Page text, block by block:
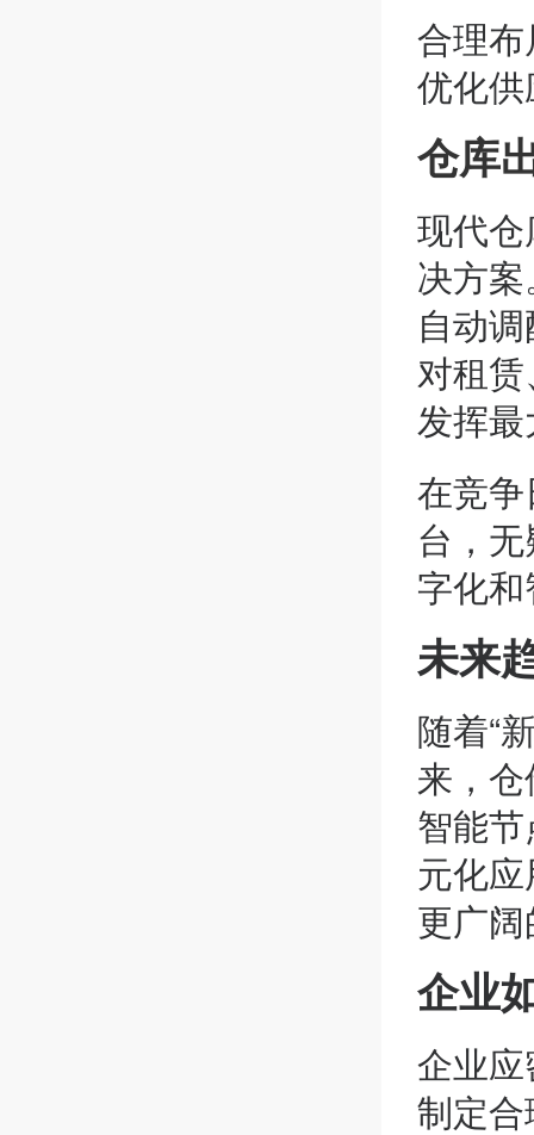
合理
优化
仓库
现代
决方
自动
对租
发挥
在竞
台，
字化
未来
随着“
来，
智能
元化
更广
企业
企业
制定